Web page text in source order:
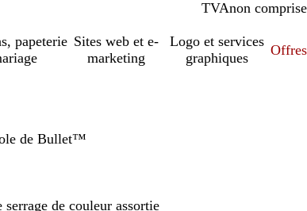
TVAcomprise
non comprise
papeterie Sites web et e-
marketing
Logo et services
graphiques
Offres
de Bullet™
de couleur assortie